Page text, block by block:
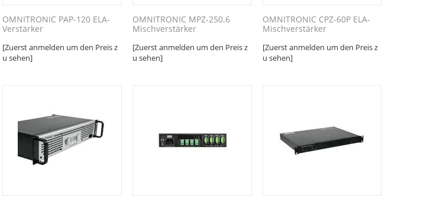
OMNITRONIC PAP-120 ELA-
Verstärker
[Zuerst anmelden um den Preis z
u sehen]
OMNITRONIC MPZ-250.6
Mischverstärker
[Zuerst anmelden um den Preis z
u sehen]
OMNITRONIC CPZ-60P ELA-
Mischverstärker
[Zuerst anmelden um den Preis z
u sehen]